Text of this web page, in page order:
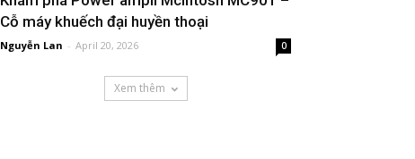
Cỗ máy khuếch đại huyền thoại
Nguyễn Lan - April 20, 2026 0
Xem thêm